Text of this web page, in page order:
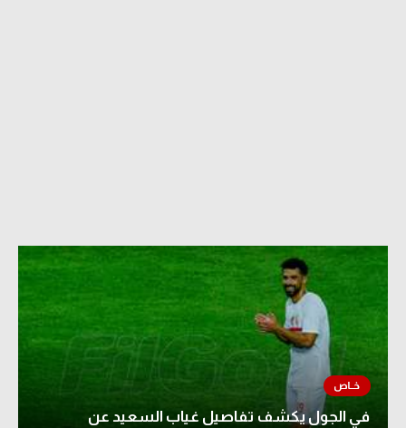
في الجول يكشف تفاصيل غياب السعيد عن